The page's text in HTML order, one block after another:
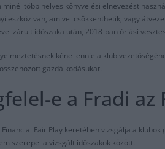
minél több helyes könyvelési elnevezést
eszköz van, amivel csökkenthetik, vagy
zárult időszaka után, 2018-ban óriási
kéne lennie a klub
gazdálkodásukat.
e a Fradi az
Financial Fair Play keretében vizsgálja a
szerepel a vizsgált időszakok között.